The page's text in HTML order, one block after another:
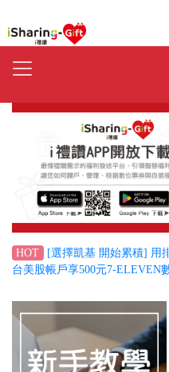
Previous
HOT
[選擇凱基 開始累積] 用
台美股帳戶享500元7-ELEVEN